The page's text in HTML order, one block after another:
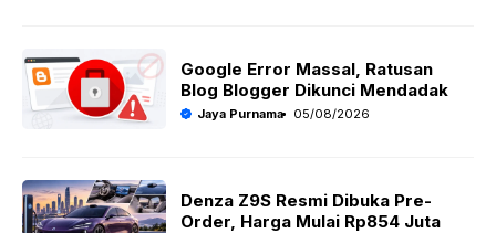
Google Error Massal, Ratusan
Blog Blogger Dikunci Mendadak
Jaya Purnama 05/08/2026
Denza Z9S Resmi Dibuka Pre-
Order, Harga Mulai Rp854 Juta